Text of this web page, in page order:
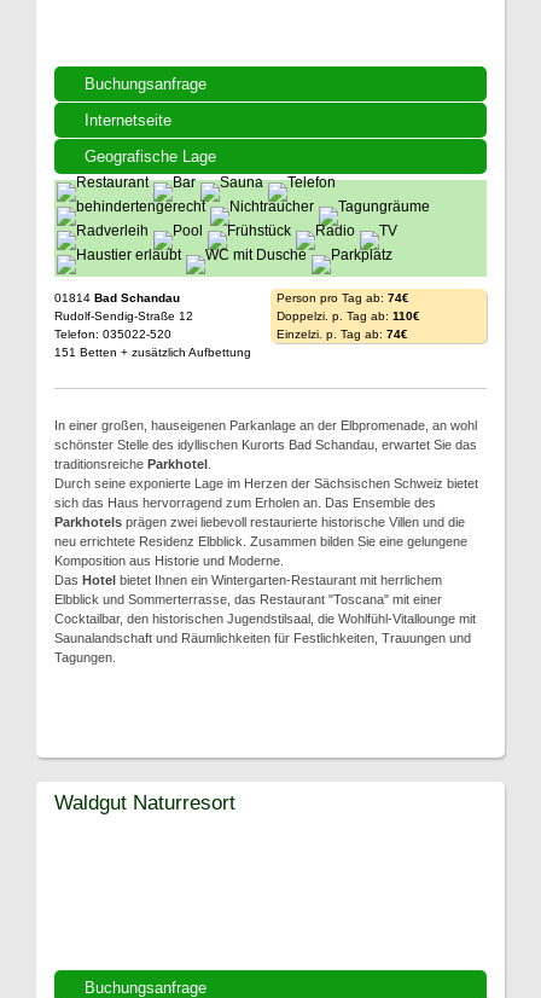
Buchungsanfrage
Internetseite
Geografische Lage
01814 Bad Schandau
Rudolf-Sendig-Straße 12
Telefon: 035022-520
151 Betten + zusätzlich Aufbettung
Person pro Tag ab: 74€
Doppelzi. p. Tag ab: 110€
Einzelzi. p. Tag ab: 74€
In einer großen, hauseigenen Parkanlage an der Elbpromenade, an wohl
schönster Stelle des idyllischen Kurorts Bad Schandau, erwartet Sie das
traditionsreiche Parkhotel
Durch seine exponierte Lage im Herzen der Sächsischen Schweiz bietet
sich das Haus hervorragend zum Erholen an. Das Ensemble des
Parkhotels prägen zwei liebevoll restaurierte historische Villen und die
neu errichtete Residenz Elbblick. Zusammen bilden Sie eine gelungene
Komposition aus Historie und Moderne.
Das Hotel bietet Ihnen ein Wintergarten-Restaurant mit herrlichem
Elbblick und Sommerterrasse, das Restaurant "Toscana" mit einer
Cocktailbar, den historischen Jugendstilsaal, die Wohlfühl-Vitallounge mit
Saunalandschaft und Räumlichkeiten für Festlichkeiten, Trauungen und
Tagungen.
Buchungsanfrage
Waldgut Naturresort